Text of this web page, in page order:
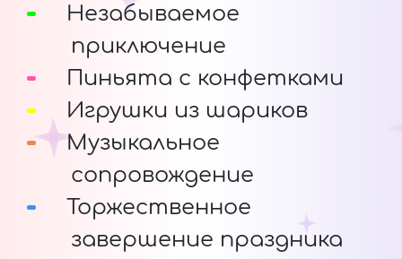
Незабываемое
приключение
Пиньята с конфетками
Игрушки из шариков
Музыкальное
сопровождение
Торжественное
завершение праздника